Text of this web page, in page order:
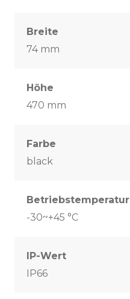
Breite
74 mm
Höhe
470 mm
Farbe
black
Betriebstemperatur
-30~+45 °C
IP-Wert
IP66